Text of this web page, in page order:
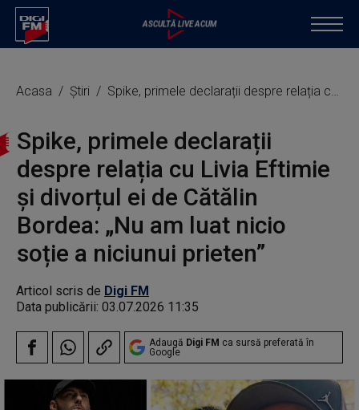
Acasa Știri Spike, primele declarații despre relația cu Livia Eftimie și divorțul ei de Cătălin Bordea: „Nu am luat nicio soție a niciunui prieten”
Spike, primele declarații
despre relația cu Livia Eftimie
și divorțul ei de Cătălin
Bordea: „Nu am luat nicio
soție a niciunui prieten”
Articol scris de Digi FM
Data publicării: 03.07.2026 11:35
Adaugă Digi FM ca sursă preferată în
Google